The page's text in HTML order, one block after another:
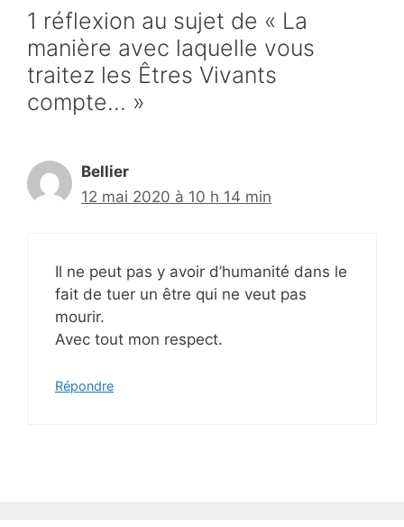
1 réflexion au sujet de « La
manière avec laquelle vous
traitez les Êtres Vivants
compte… »
Bellier
12 mai 2020 à 10 h 14 min
Il ne peut pas y avoir d’humanité dans le
fait de tuer un être qui ne veut pas
mourir.
Avec tout mon respect.
Répondre